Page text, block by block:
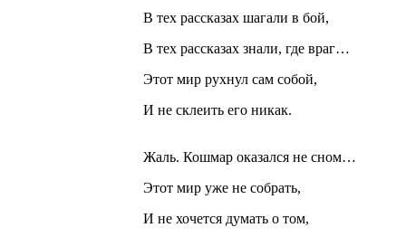
В тех рассказах шагали в бой,
В тех рассказах знали, где враг…
Этот мир рухнул сам собой,
И не склеить его никак.
Жаль. Кошмар оказался не сном…
Этот мир уже не собрать,
И не хочется думать о том,